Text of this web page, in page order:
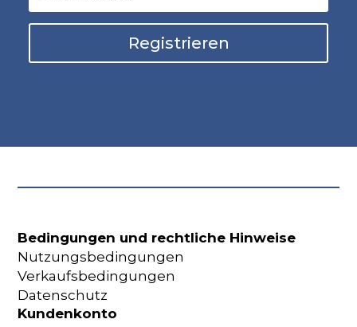
Registrieren
Bedingungen und rechtliche Hinweise
Nutzungsbedingungen
Verkaufsbedingungen
Datenschutz
Kundenkonto